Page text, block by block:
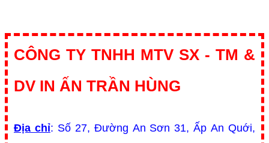
CÔNG TY TNHH MTV SX - TM &
DV IN ẤN TRẦN HÙNG
Địa chỉ: Số 27, Đường An Sơn 31, Ấp An Quới,